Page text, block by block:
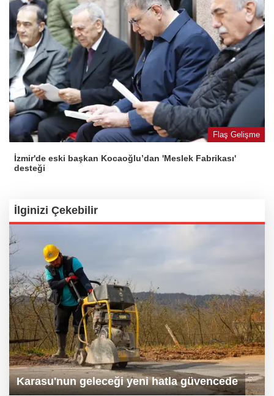
Flaş Gelişme
İzmir'de eski başkan Kocaoğlu’dan 'Meslek Fabrikası'
desteği
İlginizi Çekebilir
Karasu'nun geleceği yeni hatla güvencede